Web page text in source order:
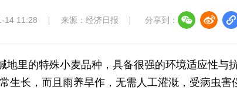
14 11:28 来源：经济日报 分享到：
地里的特殊小麦品种，具备很强的环境适应性与
生长，而且雨养旱作，无需人工灌溉，受病虫